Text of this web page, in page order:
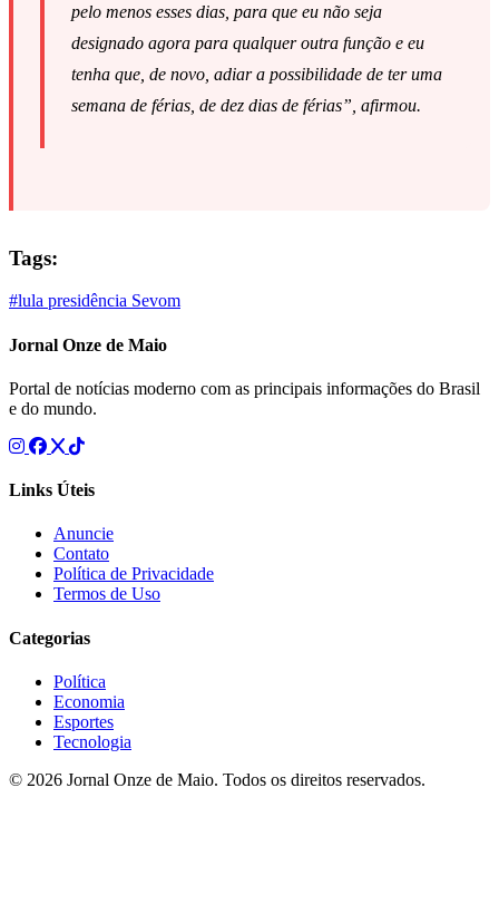
pelo menos esses dias, para que eu não seja
designado agora para qualquer outra função e eu
tenha que, de novo, adiar a possibilidade de ter uma
semana de férias, de dez dias de férias”, afirmou.
Tags:
#lula presidência Sevom
Jornal Onze de Maio
Portal de notícias moderno com as principais informações do Brasil
e do mundo.
Links Úteis
Anuncie
Contato
Política de Privacidade
Termos de Uso
Categorias
Política
Economia
Esportes
Tecnologia
© 2026 Jornal Onze de Maio. Todos os direitos reservados.